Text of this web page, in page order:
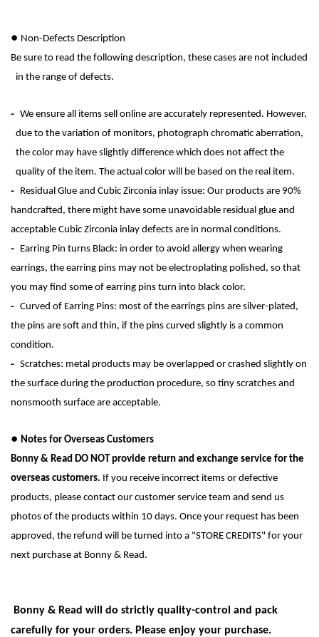
● Non-Defects Description
Be sure to read the following description, these cases are not included
in the range of defects.
- We ensure all items sell online are accurately represented. However,
due to the variation of monitors, photograph chromatic aberration,
the color may have slightly difference which does not affect the
quality of the item. The actual color will be based on the real item.
- Resid ual Glue and Cubic Zirconia inlay issue: Our products are 90%
handcrafted, there might have some unavoidable resid ual glue and
acceptable Cubic Zirconia inlay defects are in normal conditions.
- Earring Pin turns Black: in order to avoid allergy when wearing
earrings, the earring pins may not be electroplating polished, so that
you may find some of earring pins turn into black color.
- Curved of Earring Pins: most of the earrings pins are silver-plated,
the pins are soft and thin, if the pins curved slightly is a common
condition.
- Scratches: metal products may be overlapped or crashed slightly on
the surface during the production procedure, so tiny scratches and
nonsmooth surface are acceptable.
● Notes for Overseas Customers
Bonny & Read DO NOT provide return and exchange service for the
overseas customers. If you receive incorrect items or defective
products, please contact our customer service team and send us
photos of the products within 10 days. Once your request has been
approved, the refund will be turned into a "STORE CREDITS" for your
next purchase at Bonny & Read.
Bonny & Read will do strictly quality-control and pack
carefully for your orders. Please enjoy your purchase.